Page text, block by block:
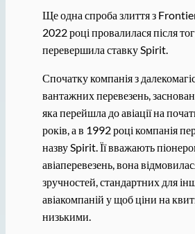
Ще одна спроба злиття з
2022 році провалилася після
перевершила ставку Spirit.
Спочатку компанія з
вантажних перевезень,
яка перейшла до авіації на
років, а в 1992 році компанія
назву Spirit. Її вважають
авіаперевезень, вона
зручностей, стандартних для
авіакомпаній у щоб ціни на
низькими.